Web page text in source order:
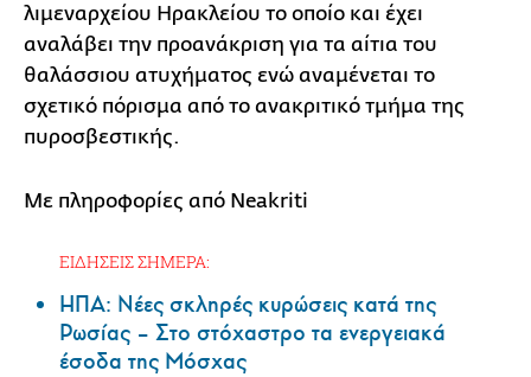
λιμεναρχείου Ηρακλείου το οποίο και έχει
αναλάβει την προανάκριση για τα αίτια του
θαλάσσιου ατυχήματος ενώ αναμένεται το
σχετικό πόρισμα από το ανακριτικό τμήμα της
πυροσβεστικής.
Με πληροφορίες από Neakriti
ΕΙΔΗΣΕΙΣ ΣΗΜΕΡΑ:
ΗΠΑ: Nέες σκληρές κυρώσεις κατά της
Ρωσίας – Στο στόχαστρο τα ενεργειακά
έσοδα της Μόσχας